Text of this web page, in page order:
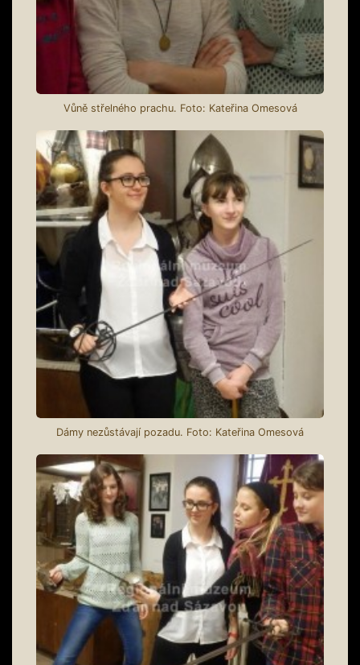
Vůně střelného prachu. Foto: Kateřina Omesová
Dámy nezůstávají pozadu. Foto: Kateřina Omesová